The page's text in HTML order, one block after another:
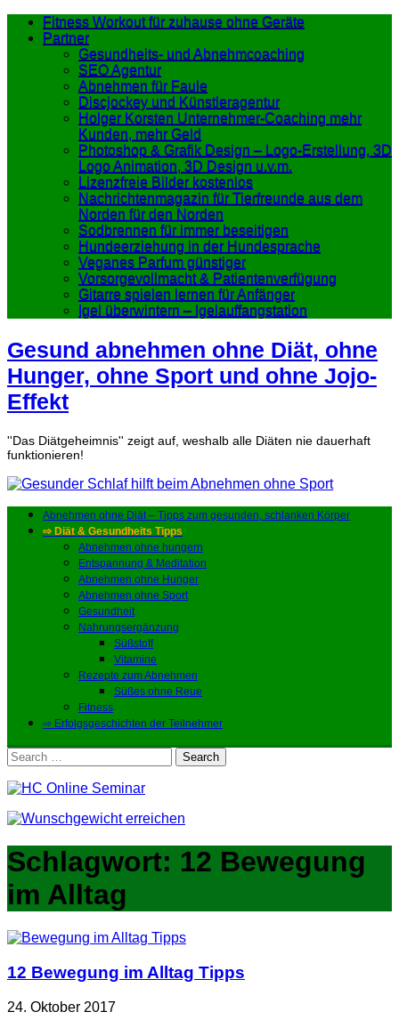
Fitness Workout für zuhause ohne Geräte
Partner
Gesundheits- und Abnehmcoaching
SEO Agentur
Abnehmen für Faule
Discjockey und Künstleragentur
Holger Korsten Unternehmer-Coaching mehr
Kunden, mehr Geld
Photoshop & Grafik Design – Logo-Erstellung, 3D
Logo Animation, 3D Design u.v.m.
Lizenzfreie Bilder kostenlos
Nachrichtenmagazin für Tierfreunde aus dem
Norden für den Norden
Sodbrennen für immer beseitigen
Hundeerziehung in der Hundesprache
Veganes Parfum günstiger
Vorsorgevollmacht & Patientenverfügung
Gitarre spielen lernen für Anfänger
Igel überwintern – Igelauffangstation
Gesund abnehmen ohne Diät, ohne
Hunger, ohne Sport und ohne Jojo-
Effekt
''Das Diätgeheimnis'' zeigt auf, weshalb alle Diäten nie dauerhaft
funktionieren!
Abnehmen ohne Diät – Tipps zum gesunden, schlanken Körper
⇨ Diät & Gesundheits Tipps
Abnehmen ohne hungern
Entspannung & Meditation
Abnehmen ohne Hunger
Abnehmen ohne Sport
Gesundheit
Nahrungsergänzung
Süßstoff
Vitamine
Rezepte zum Abnehmen
Süßes ohne Reue
Fitness
⇨ Erfolgsgeschichten der Teilnehmer
Search
for:
Schlagwort: 12 Bewegung
im Alltag
12 Bewegung im Alltag Tipps
24. Oktober 2017